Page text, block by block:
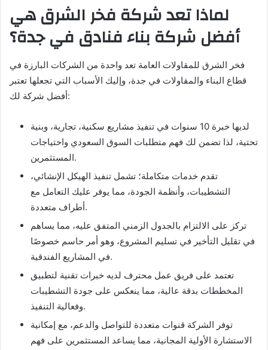
لماذا تعد شركة فخر الشرق هي
أفضل شركة بناء فنادق في جدة؟
فخر الشرق للمقاولات العامة تعد واحدة من الشركات البارزة في
قطاع البناء والمقاولات في جدة، وإليك الأسباب التي تجعلها تعتبر
أفضل شركة لك:
لديها خبرة 10 سنوات في تنفيذ مشاريع سكنية، تجارية، وبنية
تحتية، لذا تضمن لك فهم متطلبات السوق السعودي واحتياجات
المستثمرين.
تقدم خدمات متكاملة؛ تشمل تنفيذ الهيكل الإنشائي،
التشطيبات، وأنظمة الجودة، مما يوفر عليك التعامل مع
أطراف متعددة.
تركز على الالتزام بالجدول الزمني المتفق عليه، مما يساهم
في تقليل التأخير في تسليم المشروع، وهو أمر حاسم خصوصًا
في المشاريع الفندقية.
تعتمد على فريق عمل محترف لديه خبرات تقنية لتطبيق
المخططات بدقة عالية، مما ينعكس على جودة التشطيبات
وفعالية التنفيذ.
توفر الشركة قنوات متعددة للتواصل والدعم، مع إمكانية
الاستشارة الأولية المجانية، مما يساعد المستثمرين على فهم